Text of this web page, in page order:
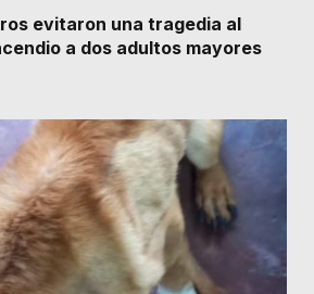
evitaron una tragedia al
a dos adultos mayores